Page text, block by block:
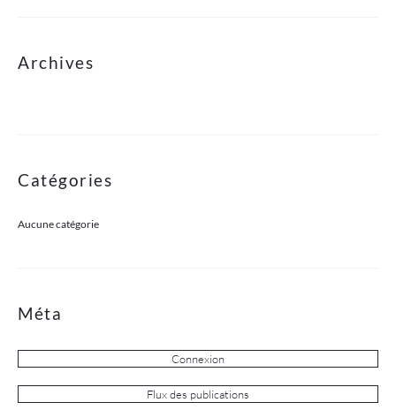
Archives
Catégories
Aucune catégorie
Méta
Connexion
Flux des publications